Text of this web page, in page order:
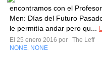
encontramos con el
Men: Días del Futuro
le permitía andar pero qu...
El 25 enero 2016 por
The Leff
NONE NONE